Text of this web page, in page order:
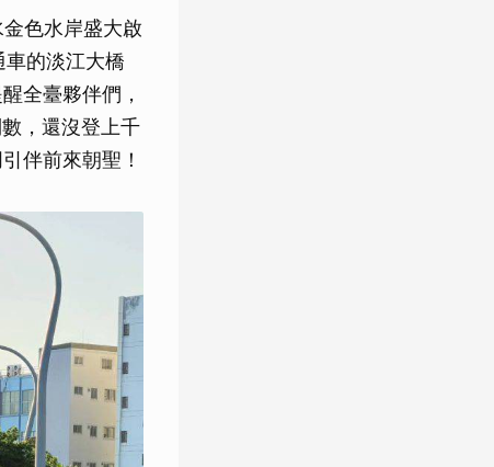
色水岸盛大啟
的淡江大橋
全臺夥伴們，
，還沒登上千
伴前來朝聖！